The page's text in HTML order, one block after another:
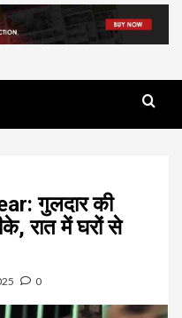
गुलदार की
रात में घरों से
0